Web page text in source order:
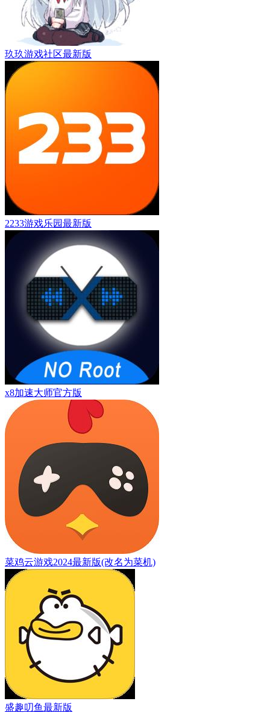
玖玖游戏社区最新版
2233游戏乐园最新版
x8加速大师官方版
菜鸡云游戏2024最新版(改名为菜机)
盛趣叨鱼最新版